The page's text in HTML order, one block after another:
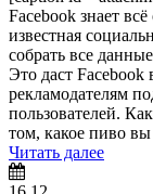
Facebook знает
известная
собрать все
Это даст Facebook
рекламодателям
пользователей.
том, какое пиво
Читать далее